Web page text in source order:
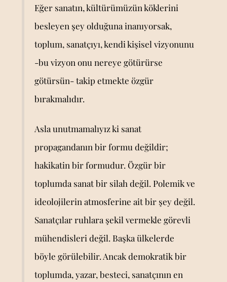
Eğer sanatın, kültürümüzün köklerini
besleyen şey olduğuna inanıyorsak,
toplum, sanatçıyı, kendi kişisel vizyonunu
-bu vizyon onu nereye götürürse
götürsün- takip etmekte özgür
bırakmalıdır.
Asla unutmamalıyız ki sanat
propagandanın bir formu değildir;
hakikatin bir formudur. Özgür bir
toplumda sanat bir silah değil. Polemik ve
ideolojilerin atmosferine ait bir şey değil.
Sanatçılar ruhlara şekil vermekle görevli
mühendisleri değil. Başka ülkelerde
böyle görülebilir. Ancak demokratik bir
toplumda, yazar, besteci, sanatçının en